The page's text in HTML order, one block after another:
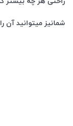
شمانیز میتوانید